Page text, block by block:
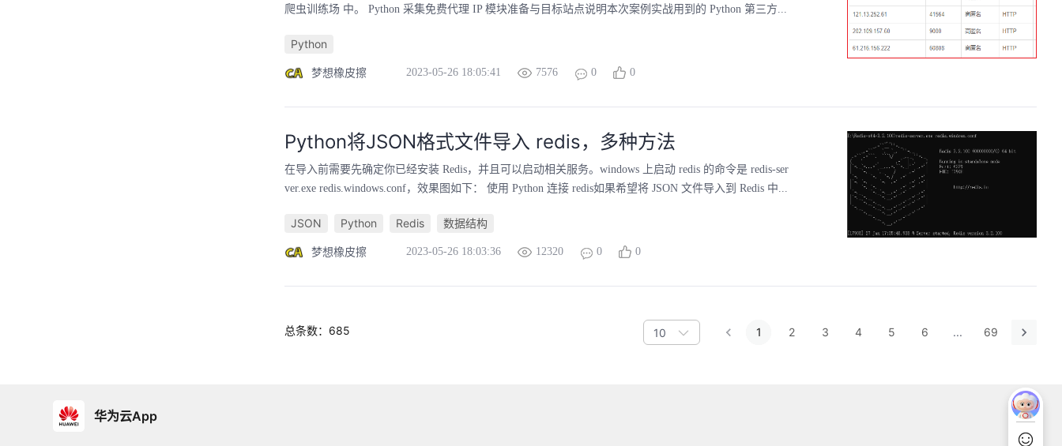
爬虫训练场 中。 Python 采集免费代理 IP 模块准备与目标站点说明本次案例实战用到的 Python 第三方...
Python
梦想橡皮擦 2023-05-26 18:05:41 7576 0 0
Python将JSON格式文件导入 redis，多种方法
在导入前需要先确定你已经安装 Redis，并且可以启动相关服务。windows 上启动 redis 的命令是 redis-ser
ver.exe redis.windows.conf，效果图如下： 使用 Python 连接 redis如果希望将 JSON 文件导入到 Redis 中...
JSON Python Redis 数据结构
梦想橡皮擦 2023-05-26 18:03:36 12320 0 0
总条数：685 10 1 2 3 4 5 6 ... 69
华为云App